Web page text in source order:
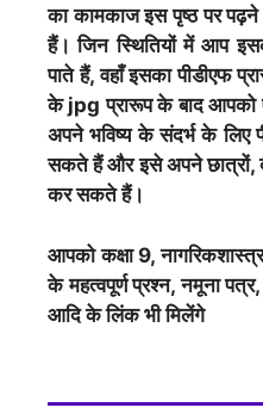
का कामकाज इस पृष्ठ पर
हैं। जिन स्थितियों में आप
पाते हैं, वहाँ इसका पीडीएफ
के jpg प्रारूप के बाद आपको
अपने भविष्य के संदर्भ के लिए
सकते हैं और इसे अपने छात्रों,
कर सकते हैं।
आपको कक्षा 9,
के महत्वपूर्ण प्रश्न, नमूना
आदि के लिंक भी मिलेंगे